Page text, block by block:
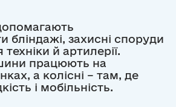
бліндажі, захисні споруди
й артилерії.
працюють на
а колісні – там, де
і мобільність.